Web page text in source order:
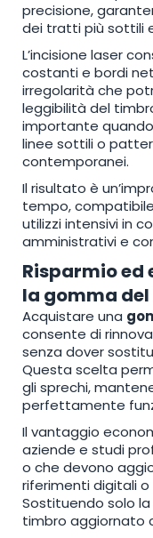
precisione,
dei tratti più sottili
L’incisione laser
costanti e bordi
irregolarità che
leggibilità del
importante
linee sottili o
contemporanei.
Il risultato è
tempo,
utilizzi intensivi in
amministrativi e
Risparmio ed
la gomma
Acquistare una
consente di
senza dover
Questa scelta
gli sprechi,
perfettamente
Il vantaggio
aziende e studi
o che devono
riferimenti digitali
Sostituendo solo
timbro aggiornato